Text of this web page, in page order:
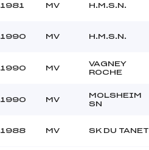
1981 MV H.M.S.N.
1990 MV H.M.S.N.
1990 MV
VAGNEY
ROCHE
1990 MV
MOLSHEIM
SN
1988 MV SK DU TANET